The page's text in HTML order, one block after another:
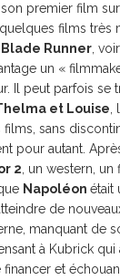
son premier film
films très
Blade Runner,
un «
Il peut parfois se
et Louise,
sans
pour autant.
2, un western, un
Napoléon était
de
manquant de
à Kubrick qui
financer et